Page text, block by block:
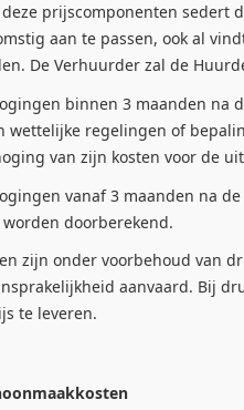
prijscomponenten sedert
aan te passen, ook al
De Verhuurder zal de
binnen 3 maanden na
wettelijke regelingen of
van zijn kosten voor de
vanaf 3 maanden na de
doorberekend.
onder voorbehoud van
aanvaard. Bij
te leveren.